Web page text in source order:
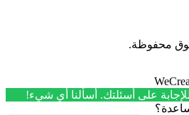
على أسئلتك. أسألنا أي شيء!